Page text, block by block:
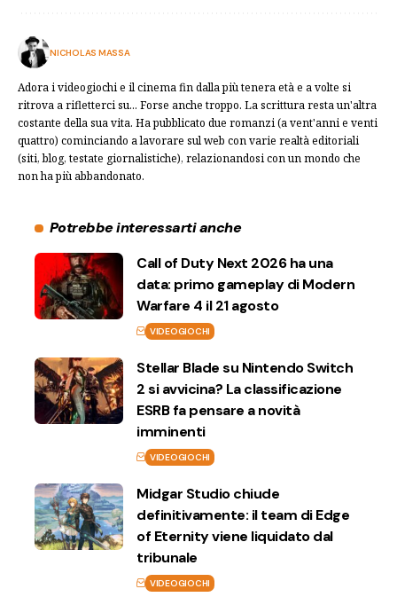
NICHOLAS MASSA
Adora i videogiochi e il cinema fin dalla più tenera età e a volte si
ritrova a rifletterci su... Forse anche troppo. La scrittura resta un'altra
costante della sua vita. Ha pubblicato due romanzi (a vent'anni e venti
quattro) cominciando a lavorare sul web con varie realtà editoriali
(siti, blog, testate giornalistiche), relazionandosi con un mondo che
non ha più abbandonato.
Potrebbe interessarti anche
Call of Duty Next 2026 ha una
data: primo gameplay di Modern
Warfare 4 il 21 agosto
VIDEOGIOCHI
Stellar Blade su Nintendo Switch
2 si avvicina? La classificazione
ESRB fa pensare a novità
imminenti
VIDEOGIOCHI
Midgar Studio chiude
definitivamente: il team di Edge
of Eternity viene liquidato dal
tribunale
VIDEOGIOCHI